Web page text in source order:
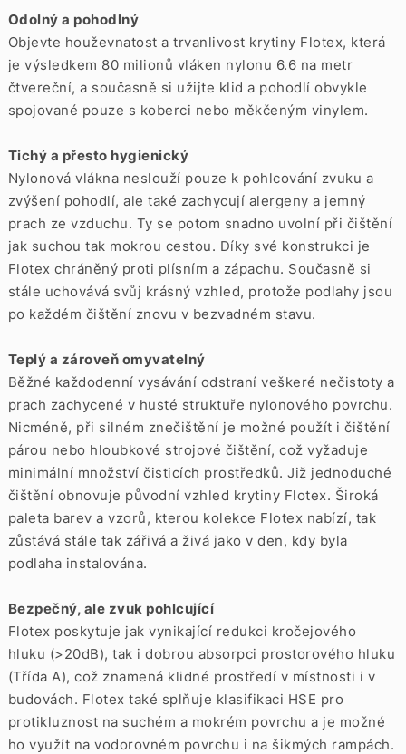
Odolný a pohodlný
Objevte houževnatost a trvanlivost krytiny Flotex, která
je výsledkem 80 milionů vláken nylonu 6.6 na metr
čtvereční, a současně si užijte klid a pohodlí obvykle
spojované pouze s koberci nebo měkčeným vinylem.
Tichý a přesto hygienický
Nylonová vlákna neslouží pouze k pohlcování zvuku a
zvýšení pohodlí, ale také zachycují alergeny a jemný
prach ze vzduchu. Ty se potom snadno uvolní při čištění
jak suchou tak mokrou cestou. Díky své konstrukci je
Flotex chráněný proti plísním a zápachu. Současně si
stále uchovává svůj krásný vzhled, protože podlahy jsou
po každém čištění znovu v bezvadném stavu.
Teplý a zároveň omyvatelný
Běžné každodenní vysávání odstraní veškeré nečistoty a
prach zachycené v husté struktuře nylonového povrchu.
Nicméně, při silném znečištění je možné použít i čištění
párou nebo hloubkové strojové čištění, což vyžaduje
minimální množství čisticích prostředků. Již jednoduché
čištění obnovuje původní vzhled krytiny Flotex. Široká
paleta barev a vzorů, kterou kolekce Flotex nabízí, tak
zůstává stále tak zářivá a živá jako v den, kdy byla
podlaha instalována.
Bezpečný, ale zvuk pohlcující
Flotex poskytuje jak vynikající redukci kročejového
hluku (>20dB), tak i dobrou absorpci prostorového hluku
(Třída A), což znamená klidné prostředí v místnosti i v
budovách. Flotex také splňuje klasifikaci HSE pro
protikluznost na suchém a mokrém povrchu a je možné
ho využít na vodorovném povrchu i na šikmých rampách.